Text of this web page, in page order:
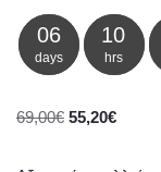
06
days
10
hrs
69,00€ 55,20€